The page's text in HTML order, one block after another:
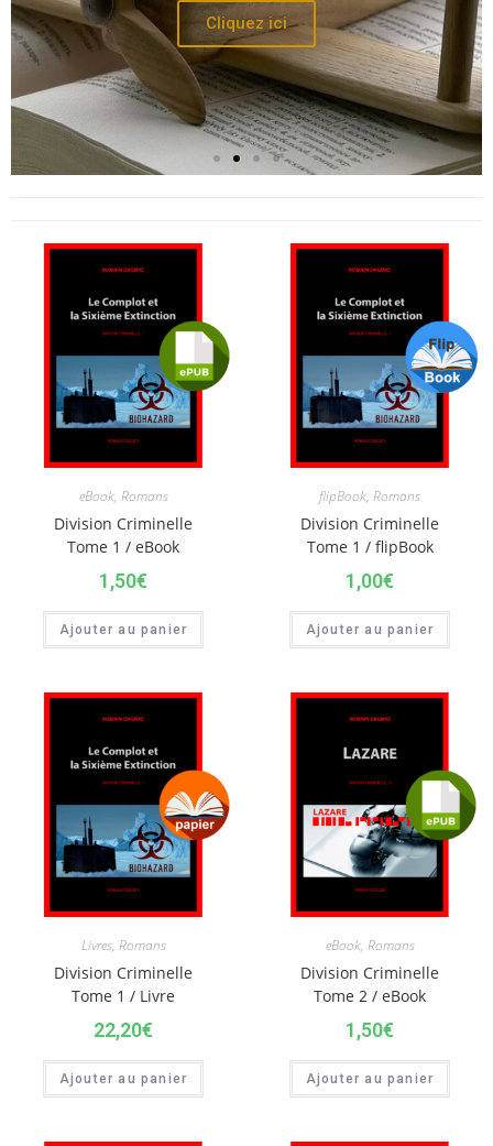
Cliquez ici
eBook, Romans
Division Criminelle
Tome 1 / eBook
1,50€
Ajouter au panier
flipBook, Romans
Division Criminelle
Tome 1 / flipBook
1,00€
Ajouter au panier
Livres, Romans
Division Criminelle
Tome 1 / Livre
22,20€
Ajouter au panier
eBook, Romans
Division Criminelle
Tome 2 / eBook
1,50€
Ajouter au panier